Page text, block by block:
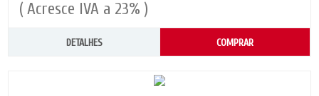
( Acresce IVA a 23% )
DETALHES COMPRAR